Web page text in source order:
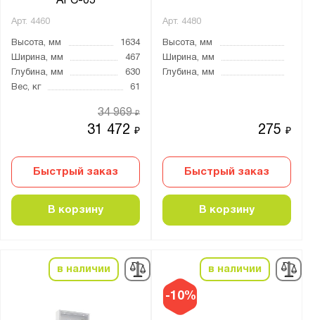
Арт. 4460
Высота, мм
1634
Ширина, мм
467
Глубина, мм
630
Вес, кг
61
31 472₽
34 969₽
Быстрый заказ
В корзину
Арт. 4480
Высота, мм
Ширина, мм
Глубина, мм
275₽
Быстрый заказ
В корзину
в наличии
-10%
в наличии
Металл-Завод
Меткон
Предприятие ДВК
Промет
Бренд:
Nobilis
Метех